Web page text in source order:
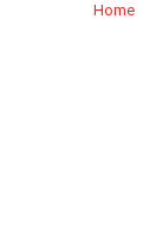
Home